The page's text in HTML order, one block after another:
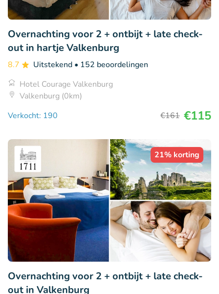
Overnachting voor 2 + ontbijt + late check-
out in hartje Valkenburg
8.7 Uitstekend • 152 beoordelingen
Hotel Courage Valkenburg
Valkenburg (0km)
Verkocht: 190
€161 €115
21% korting
Overnachting voor 2 + ontbijt + late check-
out in Valkenburg